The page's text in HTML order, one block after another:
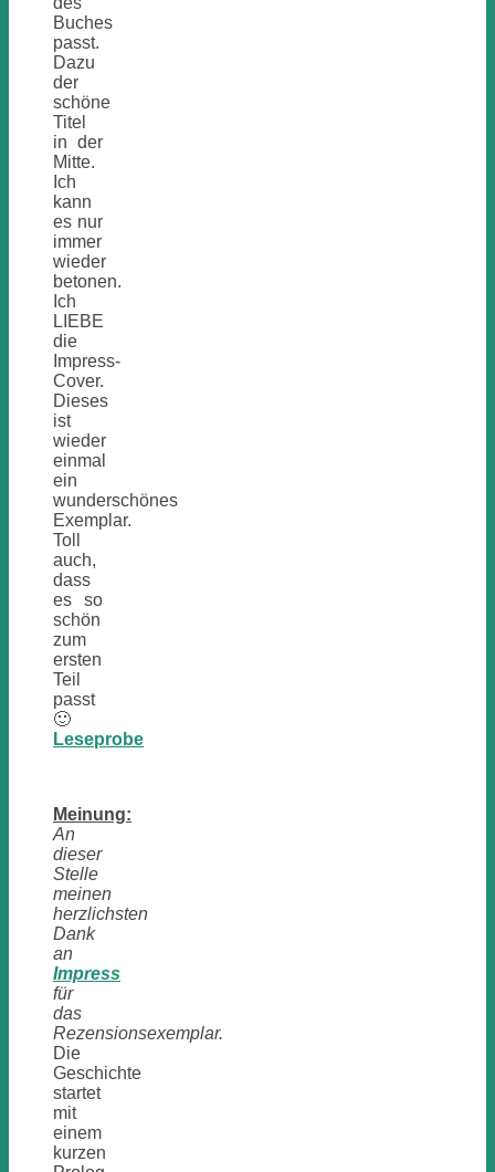
Buches
passt.
Dazu
der
schöne
Titel
in der
Mitte.
Ich
kann
es nur
immer
wieder
betonen.
Ich
LIEBE
die
Impress-
Cover.
Dieses
ist
wieder
einmal
ein
wunderschönes
Exemplar.
Toll
auch,
dass
es so
schön
zum
ersten
Teil
passt
🙂
Leseprobe
Meinung:
An
dieser
Stelle
meinen
herzlichsten
Dank
an
Impress
für
das
Rezensionsexemplar.
Die
Geschichte
startet
mit
einem
kurzen